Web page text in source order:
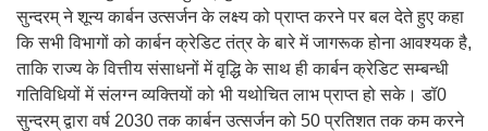
सुन्दरम् ने शून्य कार्बन उत्सर्जन के लक्ष्य को प्राप्त करने पर बल देते हुए कहा
कि सभी विभागों को कार्बन क्रेडिट तंत्र के बारे में जागरूक होना आवश्यक है,
ताकि राज्य के वित्तीय संसाधनों में वृद्धि के साथ ही कार्बन क्रेडिट सम्बन्धी
गतिविधियों में संलग्न व्यक्तियों को भी यथोचित लाभ प्राप्त हो सके। डॉ0
सुन्दरम् द्वारा वर्ष 2030 तक कार्बन उत्सर्जन को 50 प्रतिशत तक कम करने